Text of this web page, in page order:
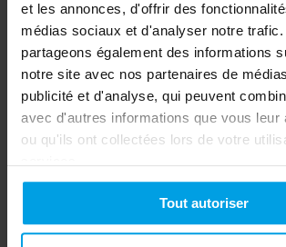
et les annonces, d'offrir des
médias sociaux et d'analyser notre trafic.
partageons également des informations
notre site avec nos partenaires de
publicité et d'analyse, qui peuvent
avec d'autres informations que vous leur
ou qu'ils ont collectées lors de votre
Tout autoriser
Agrafe support pour fixation de
pour SK-GTL 60x250
Vers le produit
Entreprise